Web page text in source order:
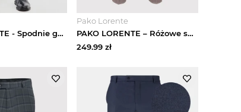
PAKO LORENTE - Spodnie garniturowe w subtelną kratę
Pako Lorente
PAKO LORENTE – Różowe spodnie garniturowe P22SP-6G-019-W-S
249.99 zł